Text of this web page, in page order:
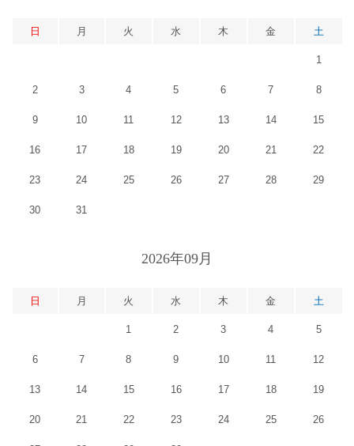
日 月 火 水 木 金 土
1
2 3 4 5 6 7 8
9 10 11 12 13 14 15
16 17 18 19 20 21 22
23 24 25 26 27 28 29
30 31
2026年09月
日 月 火 水 木 金 土
1 2 3 4 5
6 7 8 9 10 11 12
13 14 15 16 17 18 19
20 21 22 23 24 25 26